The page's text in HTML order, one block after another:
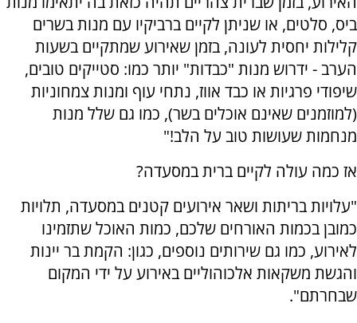
ביס, סלטים, או שניתן לקיים ברביקיו עם מנות בשרים
קלילות יחסית לעונה, בזמן שאירוע שמתקיים בשעות
הערב - ידרוש מנות "כבדות" יותר כמו: סטייקים טובים,
שיפודי פרגיות או כבד אווז, נתחי עוף ומנות צמחוניות
(למוזמנים שאינם אוכלים בשר), כמו גם שלל מנות
מנחמות שעושות טוב על הלב!"
אז כמה עולה לקיים ברית במסעדה?
"עלויות בריתות ושאר אירועים קטנים במסעדה, תלויות
כמובן בכמות האורחים שלכם, כמות האוכל שתזמינו
לאירוע, כמו גם שירותים נוספים, כגון: הקמת בר יינות
והגשת משקאות אלכוהוליים באירוע על ידי המקום
שבחרתם".